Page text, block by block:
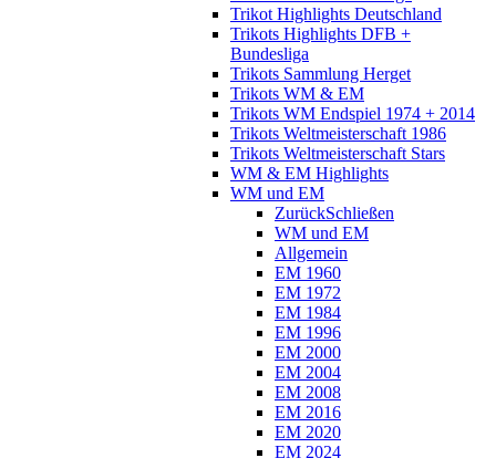
Trikot Highlights Deutschland
Trikots Highlights DFB +
Bundesliga
Trikots Sammlung Herget
Trikots WM & EM
Trikots WM Endspiel 1974 + 2014
Trikots Weltmeisterschaft 1986
Trikots Weltmeisterschaft Stars
WM & EM Highlights
WM und EM
ZurückSchließen
WM und EM
Allgemein
EM 1960
EM 1972
EM 1984
EM 1996
EM 2000
EM 2004
EM 2008
EM 2016
EM 2020
EM 2024